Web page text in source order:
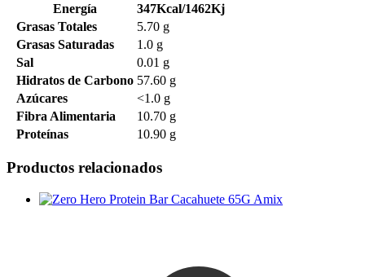
Energía
347Kcal/1462Kj
Grasas Totales
5.70 g
Grasas Saturadas
1.0 g
Sal
0.01 g
Hidratos de Carbono 57.60 g
Azúcares
<1.0 g
Fibra Alimentaria
10.70 g
Proteínas
10.90 g
Productos relacionados